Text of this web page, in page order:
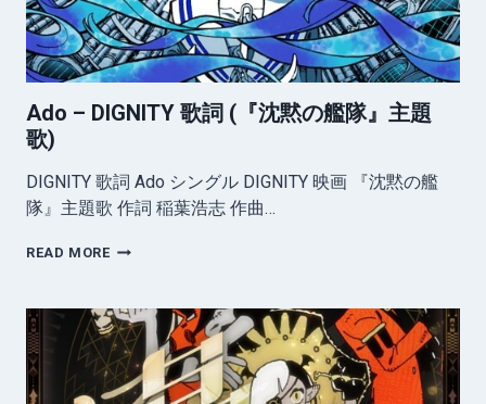
Ado – DIGNITY 歌詞 (『沈黙の艦隊』主題
歌)
DIGNITY 歌詞 Ado シングル DIGNITY 映画 『沈黙の艦
隊』主題歌 作詞 稲葉浩志 作曲…
READ MOREADO
歌
詞
(『沈
黙
の